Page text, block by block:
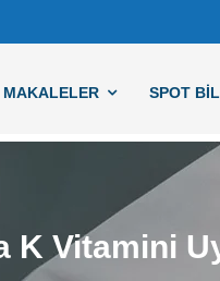
MAKALELER SPOT
K Vitamini